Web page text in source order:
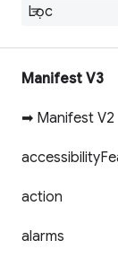
Manifest V3
➡ Manifest V2
accessibility
action
alarms